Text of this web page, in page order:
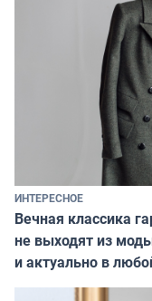
ИНТЕРЕСНОЕ
Вечная классика
не выходят из
и актуально в